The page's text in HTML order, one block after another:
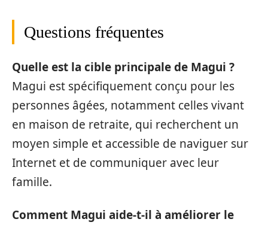
Questions fréquentes
Quelle est la cible principale de Magui ?
Magui est spécifiquement conçu pour les
personnes âgées, notamment celles vivant
en maison de retraite, qui recherchent un
moyen simple et accessible de naviguer sur
Internet et de communiquer avec leur
famille.
Comment Magui aide-t-il à améliorer le